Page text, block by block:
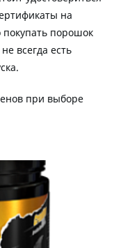
на
покупать порошок
всегда есть
при выборе